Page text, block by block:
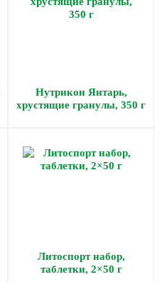
Нутрикон Янтарь,
хрустящие гранулы, 350 г
Литоспорт набор,
таблетки, 2×50 г